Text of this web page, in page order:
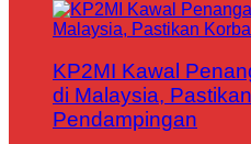
KP2MI Kawal
di Malaysia,
Pendampingan